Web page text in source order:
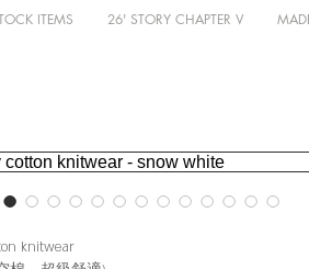
ITEMS 26' STORY CHAPTER V
knitwear